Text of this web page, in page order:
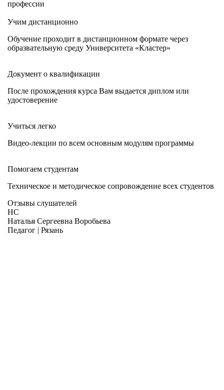
профессии
Учим дистанционно
Обучение проходит в дистанционном формате через
образвательную среду Университета «Кластер»
Документ о квалификации
После прохождения курса Вам выдается диплом или
удостоверение
Учиться легко
Видео-лекции по всем основным модулям программы
Помогаем студентам
Техническое и методическое сопровождение всех студентов
Отзывы слушателей
НС
Наталья Сергеевна Воробьева
Педагог | Рязань